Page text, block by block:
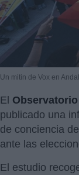
Un mitin de Vox en
El
publicado una
de conciencia
ante las
El estudio